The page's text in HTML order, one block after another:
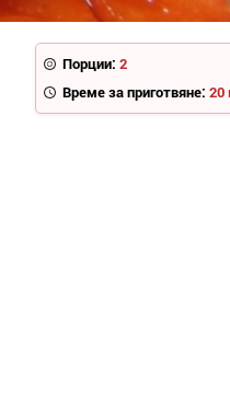
Порции: 2
Време за приготвяне: 20